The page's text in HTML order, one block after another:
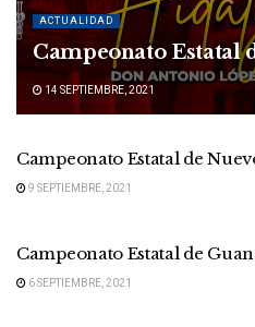
ACTUALIDAD
Campeonato Estatal
14 SEPTIEMBRE, 2021
Campeonato Estatal de
9 SEPTIEMBRE, 2021
Campeonato Estatal de
6 SEPTIEMBRE, 2021